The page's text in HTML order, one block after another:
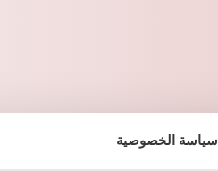
سياسة الخصوصية